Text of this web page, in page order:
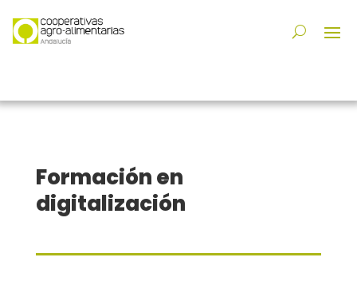
Formación en
digitalización